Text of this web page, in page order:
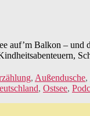
auf’m Balkon – und
, Außendusche,
, Ostsee,